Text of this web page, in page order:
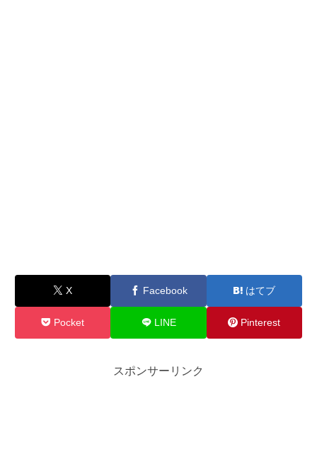
X Facebook はてブ
Pocket LINE Pinterest
スポンサーリンク